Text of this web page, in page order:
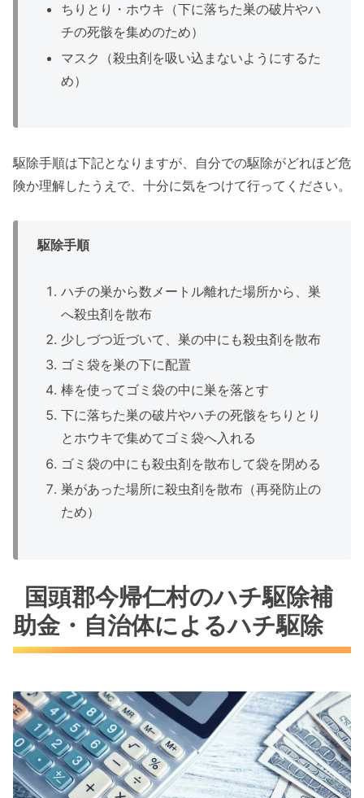
ちりとり・ホウキ（下に落ちた巣の破片やハ
チの死骸を集めのため）
マスク（殺虫剤を吸い込まないようにするた
め）
駆除手順は下記となりますが、自分での駆除がどれほど危
険か理解したうえで、十分に気をつけて行ってください。
駆除手順
ハチの巣から数メートル離れた場所から、巣
へ殺虫剤を散布
少しづつ近づいて、巣の中にも殺虫剤を散布
ゴミ袋を巣の下に配置
棒を使ってゴミ袋の中に巣を落とす
下に落ちた巣の破片やハチの死骸をちりとり
とホウキで集めてゴミ袋へ入れる
ゴミ袋の中にも殺虫剤を散布して袋を閉める
巣があった場所に殺虫剤を散布（再発防止の
ため）
国頭郡今帰仁村のハチ駆除補
助金・自治体によるハチ駆除